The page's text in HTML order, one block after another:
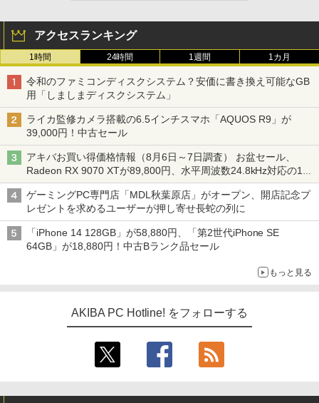
アクセスランキング
1時間 24時間 1週間 1カ月
令和のファミコンディスクシステム？安価に書き換え可能なGB
用「しましまディスクシステム」
ライカ監修カメラ搭載の6.5インチスマホ「AQUOS R9」が
39,000円！中古セール
アキバお買い得価格情報（8月6日～7日調査） お盆セール、
Radeon RX 9070 XTが89,800円、水平周波数24.8kHz対応の17
型モニターが9,801円、暑さ指数連動セール ほか
ゲーミングPC専門店「MDL秋葉原店」がオープン、開店記念プ
レゼントを求めるユーザーが押し寄せ長蛇の列に
「iPhone 14 128GB」が58,880円、「第2世代iPhone SE
64GB」が18,880円！中古Bランク品セール
もっと見る
AKIBA PC Hotline! をフォローする